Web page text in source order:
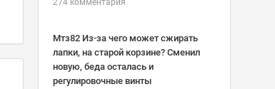
274 комментария
Мтз82 Из-за чего может сжирать
лапки, на старой корзине? Сменил
новую, беда осталась и
регулировочные винты